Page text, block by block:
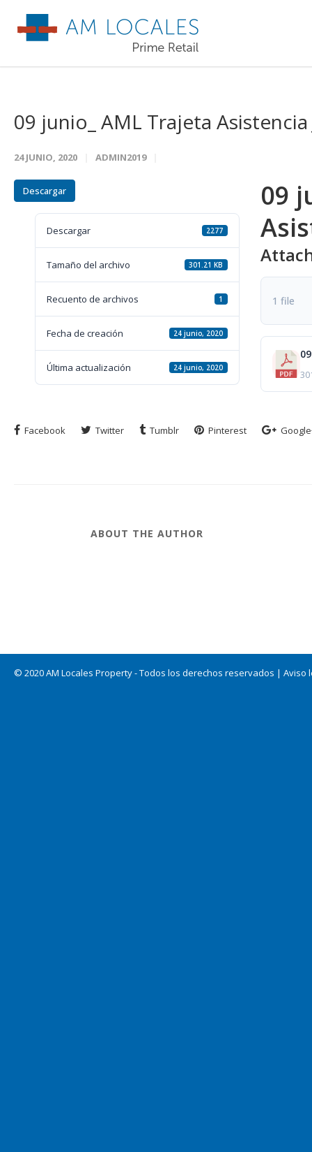
09 junio_ AML Trajeta Asistencia
24 JUNIO, 2020 ADMIN2019
Descargar
Descargar 2277
Tamaño del archivo 301.21 KB
Recuento de archivos 1
Fecha de creación 24 junio, 2020
Última actualización 24 junio, 2020
09
1 file
Facebook Twitter Tumblr Pinterest
ABOUT THE AUTHOR
© 2020 AM Locales Property - Todos los derechos reservados | Aviso